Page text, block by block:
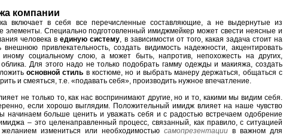
компании
включает в себя все перечисленные составляющие, а не выдернутые из
элементы. Специально подготовленный имиджмейкер может свести неясные и
человека вединую систему, в зависимости от того, какая задача стоит на
привлекательность, создать видимость надежности, акцентировать
социальному слою, а может быть, напротив, непохожесть на других,
облика. Для этого надо не только подобрать гамму одежды и макияжа, создать
основной стиль в костюме, но и выбрать манеру держаться, общаться с
и смеяться, т.е. «подавать себя», производить нужное впечатление.
не только то, как нас воспринимают другие, но и то, какими мы видим себя.
если хорошо выглядим. Положительный имидж влияет на наше чувство
начинаем больше ценить и уважать себя и с радостью встречаем одобрение
– это целенаправленный процесс, связанный, как правило, с ситуацией
измениться или необходимостью самопрезентации в важном для